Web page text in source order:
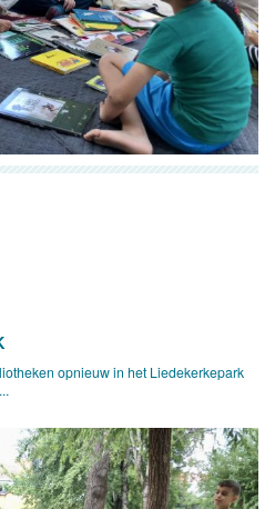
opnieuw in het Liedekerkepark